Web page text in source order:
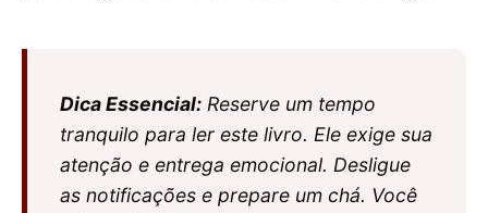
Dica Essencial: Reserve um tempo
tranquilo para ler este livro. Ele exige sua
atenção e entrega emocional. Desligue
as notificações e prepare um chá. Você